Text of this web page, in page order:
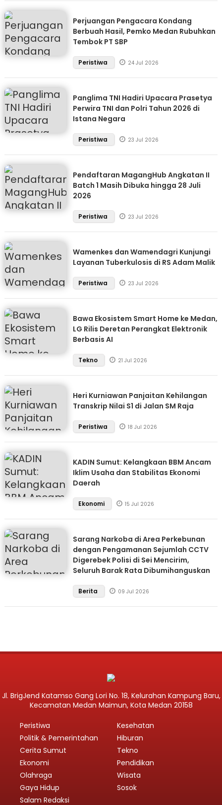
Perjuangan Pengacara Kondang
Berbuah Hasil, Pemko Medan Rubuhkan
Tembok PT SBP
Peristiwa 24 Jul 2026
Panglima TNI Hadiri Upacara Prasetya
Perwira TNI dan Polri Tahun 2026 di
Istana Negara
Peristiwa 23 Jul 2026
Pendaftaran MagangHub Angkatan II
Batch 1 Masih Dibuka hingga 28 Juli
2026
Peristiwa 23 Jul 2026
Wamenkes dan Wamendagri Kunjungi
Layanan Tuberkulosis di RS Adam Malik
Peristiwa 23 Jul 2026
Bawa Ekosistem Smart Home ke Medan,
LG Rilis Deretan Perangkat Elektronik
Berbasis AI
Tekno 21 Jul 2026
Heri Kurniawan Panjaitan Kehilangan
Transkrip Nilai S1 di Jalan SM Raja
Peristiwa 18 Jul 2026
KADIN Sumut: Kelangkaan BBM Ancam
Iklim Usaha dan Stabilitas Ekonomi
Daerah
Ekonomi 15 Jul 2026
Sarang Narkoba di Area Perkebunan
dengan Pengamanan Sejumlah CCTV
Digerebek Polisi di Sei Mencirim,
Seluruh Barak Rata Dibumihanguskan
Berita 09 Jul 2026
Jl. BrigJend Katamso Gang Lori No. 18, Kelurahan Kampung Baru,
Kecamatan Medan Maimun, Kota Medan 20158
Peristiwa
Politik & Pemerintahan
Cerita Sumut
Ekonomi
Olahraga
Gaya Hidup
Kesehatan
Hiburan
Tekno
Pendidikan
Wisata
Sosok
Salam Redaksi